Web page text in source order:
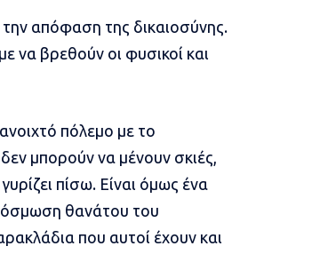
απόφαση της δικαιοσύνης.
να βρεθούν οι φυσικοί και
πόλεμο με το
μπορούν να μένουν σκιές,
πίσω. Είναι όμως ένα
όσμωση θανάτου του
που αυτοί έχουν και